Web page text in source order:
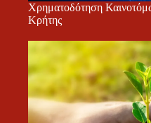
Χρηματοδότηση
Κρήτης